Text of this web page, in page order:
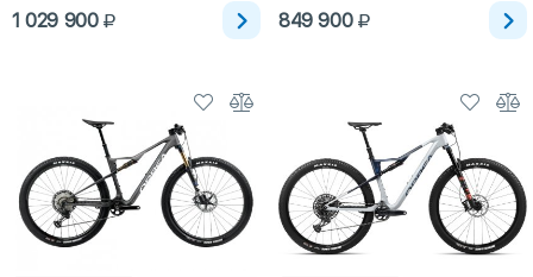
1 029 900 849 900